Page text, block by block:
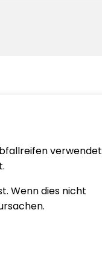
verwendet
Wenn dies nicht